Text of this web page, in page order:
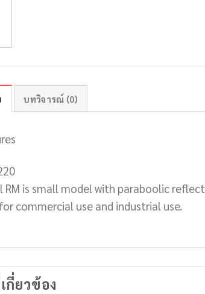
บทวิจารณ์ (0)
RM is small model with paraboolic
commercial use and industrial use.
กี่ยวข้อง